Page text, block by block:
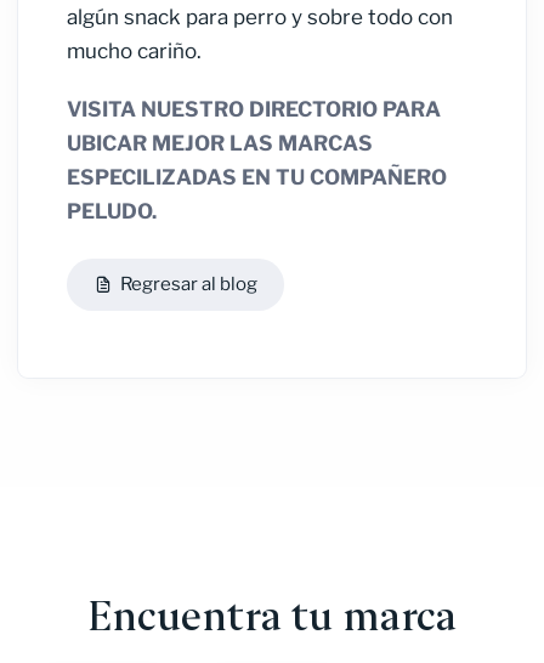
algún snack para perro y sobre todo con
mucho cariño.
VISITA NUESTRO DIRECTORIO PARA
UBICAR MEJOR LAS MARCAS
ESPECILIZADAS EN TU COMPAÑERO
PELUDO.
Regresar al blog
Encuentra tu marca